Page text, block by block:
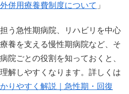
併用療養費制度について 」
う急性期病院、リハビリを中心
養を支える慢性期病院など、そ
院ごとの役割を知っておくと、
解しやすくなります。詳しくは
りやすく解説｜急性期・回復